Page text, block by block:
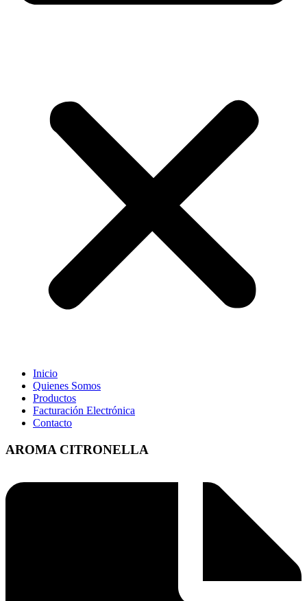
Inicio
Quienes Somos
Productos
Facturación Electrónica
Contacto
AROMA CITRONELLA